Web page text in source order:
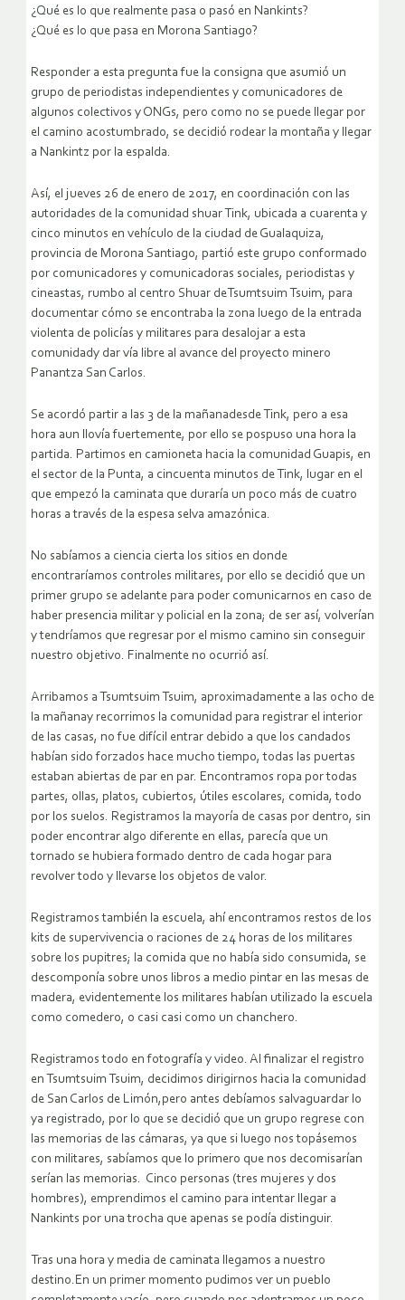
¿Qué es lo que realmente pasa o pasó en Nankints?
¿Qué es lo que pasa en Morona Santiago?
Responder a esta pregunta fue la consigna que asumió un
grupo de periodistas independientes y comunicadores de
algunos colectivos y ONGs, pero como no se puede llegar por
el camino acostumbrado, se decidió rodear la montaña y llegar
a Nankintz por la espalda.
Así, el jueves 26 de enero de 2017, en coordinación con las
autoridades de la comunidad shuar Tink, ubicada a cuarenta y
cinco minutos en vehículo de la ciudad de Gualaquiza,
provincia de Morona Santiago, partió este grupo conformado
por comunicadores y comunicadoras sociales, periodistas y
cineastas, rumbo al centro Shuar deTsumtsuim Tsuim, para
documentar cómo se encontraba la zona luego de la entrada
violenta de policías y militares para desalojar a esta
comunidady dar vía libre al avance del proyecto minero
Panantza San Carlos.
Se acordó partir a las 3 de la mañanadesde Tink, pero a esa
hora aun llovía fuertemente, por ello se pospuso una hora la
partida. Partimos en camioneta hacia la comunidad Guapis, en
el sector de la Punta, a cincuenta minutos de Tink, lugar en el
que empezó la caminata que duraría un poco más de cuatro
horas a través de la espesa selva amazónica.
No sabíamos a ciencia cierta los sitios en donde
encontraríamos controles militares, por ello se decidió que un
primer grupo se adelante para poder comunicarnos en caso de
haber presencia militar y policial en la zona; de ser así, volverían
y tendríamos que regresar por el mismo camino sin conseguir
nuestro objetivo. Finalmente no ocurrió así.
Arribamos a Tsumtsuim Tsuim, aproximadamente a las ocho de
la mañanay recorrimos la comunidad para registrar el interior
de las casas, no fue difícil entrar debido a que los candados
habían sido forzados hace mucho tiempo, todas las puertas
estaban abiertas de par en par. Encontramos ropa por todas
partes, ollas, platos, cubiertos, útiles escolares, comida, todo
por los suelos. Registramos la mayoría de casas por dentro, sin
poder encontrar algo diferente en ellas, parecía que un
tornado se hubiera formado dentro de cada hogar para
revolver todo y llevarse los objetos de valor.
Registramos también la escuela, ahí encontramos restos de los
kits de supervivencia o raciones de 24 horas de los militares
sobre los pupitres; la comida que no había sido consumida, se
descomponía sobre unos libros a medio pintar en las mesas de
madera, evidentemente los militares habían utilizado la escuela
como comedero, o casi casi como un chanchero.
Registramos todo en fotografía y video. Al finalizar el registro
en Tsumtsuim Tsuim, decidimos dirigirnos hacia la comunidad
de San Carlos de Limón,pero antes debíamos salvaguardar lo
ya registrado, por lo que se decidió que un grupo regrese con
las memorias de las cámaras, ya que si luego nos topásemos
con militares, sabíamos que lo primero que nos decomisarían
serían las memorias. Cinco personas (tres mujeres y dos
hombres), emprendimos el camino para intentar llegar a
Nankints por una trocha que apenas se podía distinguir.
Tras una hora y media de caminata llegamos a nuestro
destino.En un primer momento pudimos ver un pueblo